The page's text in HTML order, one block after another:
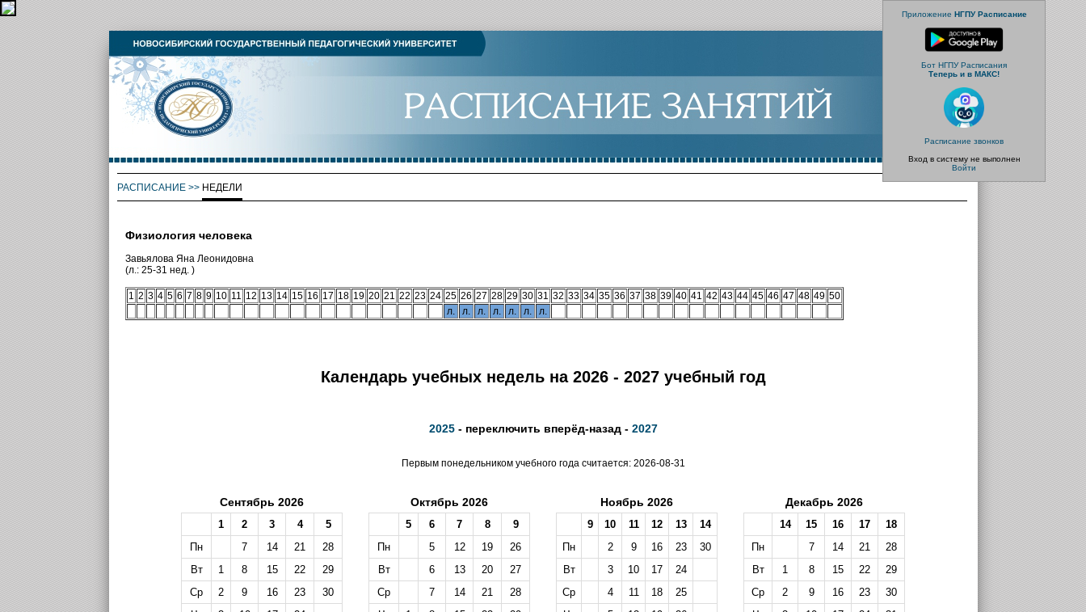
Приложение НГПУ Расписание
Бот НГПУ Расписания
Теперь и в МАКС!
Расписание звонков
Вход в систему не выполнен
Войти
РАСПИСАНИЕ>> НЕДЕЛИ
Физиология человека
Завьялова Яна Леонидовна
(л.: 25-31 нед. )
1 2 3 4 5 6 7 8 9 10 11 12 13 14 15 16 17 18 19 20 21 22 23 24 25 26 27 28 29 30 31 32 33 34 35 36 37 38 39 40 41 42 43 44 45 46 47 48 49 50
л.
л. л. л. л. л. л.
Календарь учебных недель на 2026 - 2027 учебный год
2025- переключить вперёд-назад - 2027
Первым понедельником учебного года считается: 2026-08-31
Сентябрь 2026
1 2 3 4
5
Пн
7 14 21
28
Вт
1 8 15 22
29
Ср
2 9 16 23
30
Октябрь 2026
5 6 7 8
9
Пн
5 12 19
26
Вт
6 13 20
27
Ср
7 14 21
28
Ноябрь 2026
9 10 11 12 13
14
Пн
2 9 16 23
30
Вт
3 10 17
24
Ср
4 11 18
25
Декабрь 2026
14 15 16 17
18
Пн
7 14 21
28
Вт
1 8 15 22
29
Ср
2 9 16 23
30